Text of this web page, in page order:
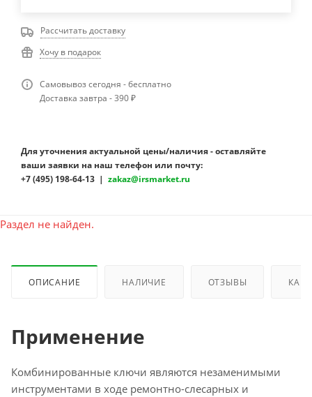
Рассчитать доставку
Хочу в подарок
Самовывоз сегодня - бесплатно
Доставка завтра - 390 ₽
Для уточнения актуальной цены/наличия - оставляйте
ваши заявки на наш телефон или почту:
+7 (495) 198-64-13 | zakaz@irsmarket.ru
Раздел не найден.
ОПИСАНИЕ НАЛИЧИЕ ОТЗЫВЫ КАК
Применение
Комбинированные ключи являются незаменимыми
инструментами в ходе ремонтно-слесарных и